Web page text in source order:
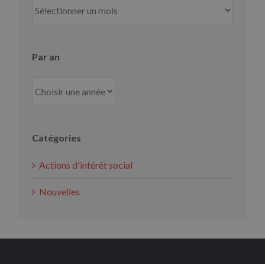
mois
Par an
Catégories
Actions d'intérêt social
Nouvelles